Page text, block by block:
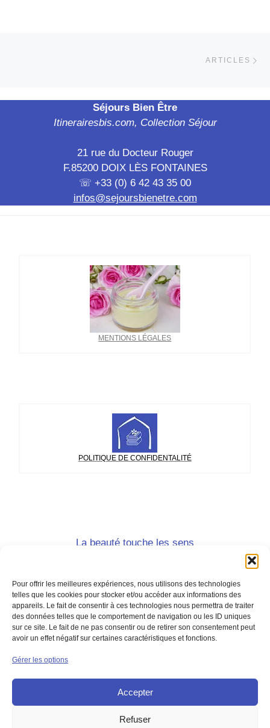
Pour offrir les meilleures expériences, nous utilisons des technologies
telles que les cookies pour stocker et/ou accéder aux informations des
appareils. Le fait de consentir à ces technologies nous permettra de traiter
des données telles que le comportement de navigation ou les ID uniques
sur ce site. Le fait de ne pas consentir ou de retirer son consentement peut
avoir un effet négatif sur certaines caractéristiques et fonctions.
Gérer les options
Accepter
Refuser
ARTICLES
Séjours Bien Être
Itinerairesbis.com, Collection Séjour
21 rue du Docteur Rouger
F.85200 DOIX LÈS FONTAINES
☏ +33 (0) 6 42 43 35 00
infos@sejoursbienetre.com
MENTIONS LÉGALES
POLITIQUE DE CONFIDENTALITÉ
La beauté touche les sens